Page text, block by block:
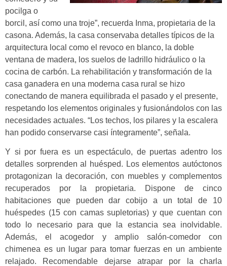
pocilga o
borcil, así como una troje”, recuerda Inma, propietaria de la
casona. Además, la casa conservaba detalles típicos de la
arquitectura local como el revoco en blanco, la doble
ventana de madera, los suelos de ladrillo hidráulico o la
cocina de carbón. La rehabilitación y transformación de la
casa ganadera en una moderna casa rural se hizo
conectando de manera equilibrada el pasado y el presente,
respetando los elementos originales y fusionándolos con las
necesidades actuales. “Los techos, los pilares y la escalera
han podido conservarse casi íntegramente”, señala.
Y si por fuera es un espectáculo, de puertas adentro los
detalles sorprenden al huésped. Los elementos autóctonos
protagonizan la decoración, con muebles y complementos
recuperados por la propietaria. Dispone de cinco
habitaciones que pueden dar cobijo a un total de 10
huéspedes (15 con camas supletorias) y que cuentan con
todo lo necesario para que la estancia sea inolvidable.
Además, el acogedor y amplio salón-comedor con
chimenea es un lugar para tomar fuerzas en un ambiente
relajado. Recomendable dejarse atrapar por la charla